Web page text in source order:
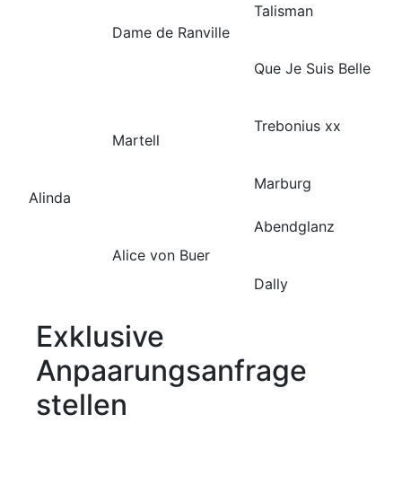
Dame de Ranville
Talisman
Que Je Suis Belle
Alinda
Martell
Trebonius xx
Marburg
Alice von Buer
Abendglanz
Dally
Exklusive
Anpaarungsanfrage
stellen